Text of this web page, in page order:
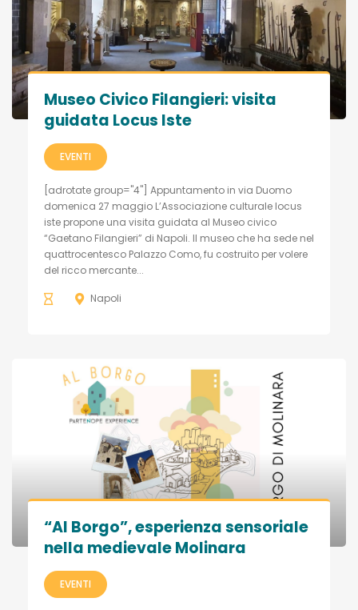
Museo Civico Filangieri: visita
guidata Locus Iste
EVENTI
[adrotate group="4"] Appuntamento in via Duomo
domenica 27 maggio L’Associazione culturale locus
iste propone una visita guidata al Museo civico
“Gaetano Filangieri” di Napoli. Il museo che ha sede nel
quattrocentesco Palazzo Como, fu costruito per volere
del ricco mercante...
Napoli
“Al Borgo”, esperienza sensoriale
nella medievale Molinara
EVENTI